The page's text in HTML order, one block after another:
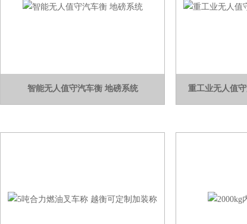
智能无人值守汽车衡 地磅系统 重工业无人值